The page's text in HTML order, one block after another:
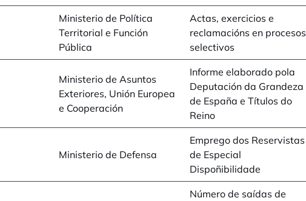
in a new tab
Ministerio de Política
Territorial e Función
Pública
Actas, exercicios e
reclamacións en procesos
selectivos
in a new tab
Ministerio de Asuntos
Exteriores, Unión Europea
e Cooperación
Informe elaborado pola
Deputación da Grandeza
de España e Títulos do
Reino
in a new tabMinisterio de Defensa
Emprego dos Reservistas
de Especial
Dispoñibilidade
Número de saídas de